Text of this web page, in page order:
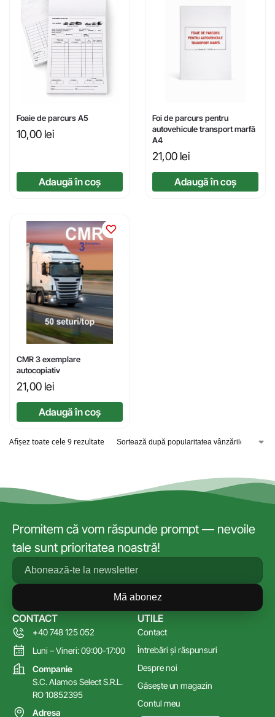
Foaie de parcurs A5
10,00 lei
Adaugă în coș
Foi de parcurs pentru
autovehicule transport marfă
A4
21,00 lei
Adaugă în coș
CMR 3 exemplare
autocopiativ
21,00 lei
Adaugă în coș
Afișez toate cele 9 rezultate
Promitem că vom răspunde prompt — nevoile
tale sunt prioritatea noastră!
Mă abonez
UTILE
Contact
Întrebări și răspunsuri
Despre noi
Găsește un magazin
Contul meu
CONTACT
+40 748 125 052
Luni – Vineri: 09:00-17:00
Companie
S.C. Alamos Select S.R.L.
RO 10852395
Adresa